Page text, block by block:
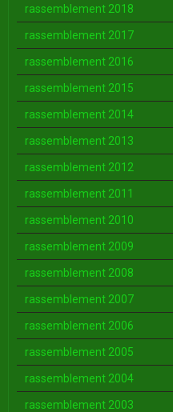
rassemblement 2018
rassemblement 2017
rassemblement 2016
rassemblement 2015
rassemblement 2014
rassemblement 2013
rassemblement 2012
rassemblement 2011
rassemblement 2010
rassemblement 2009
rassemblement 2008
rassemblement 2007
rassemblement 2006
rassemblement 2005
rassemblement 2004
rassemblement 2003